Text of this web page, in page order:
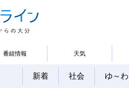
番組情報 天気
新着 社会 ゆ～わ